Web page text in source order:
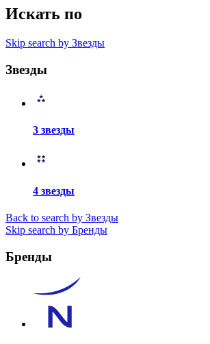
Искать по
Skip search by Звезды
Звезды
3 звезды
4 звезды
Back to search by Звезды
Skip search by Бренды
Бренды